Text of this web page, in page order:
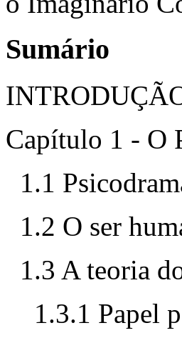
Sumário
Capítulo 1 - O
1.1
1.2 O ser
1.3 A teoria
1.3.1 Papel